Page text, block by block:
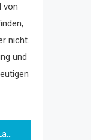
von
nicht.
und